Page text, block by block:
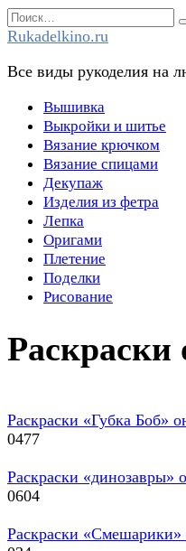
Перейти
к
Search
for:
Rukadelkino.ru
Все виды рукоделия на
Вышивка
Выкройки и шитье
Вязание крючком
Вязание спицами
Декупаж
Изделия из фетра
Лепка
Оригами
Плетение
Поделки
Рисование
Раскраски
Раскраски «Губка Боб»
0477
Раскраски «динозавры»
0604
Раскраски «Смешарики»